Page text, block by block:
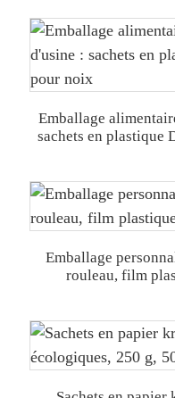
Emballage
sachets en plastique
Emballage
rouleau, film